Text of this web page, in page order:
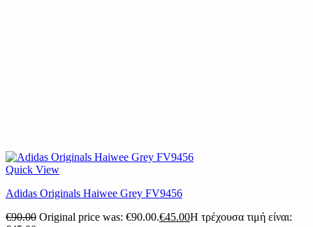
Quick View
Adidas Originals Haiwee Grey FV9456
€90.00 Original price was: €90.00.€45.00Η τρέχουσα τιμή είναι: